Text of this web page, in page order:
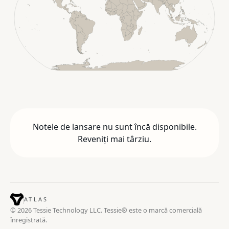
Notele de lansare nu sunt încă disponibile.
Reveniți mai târziu.
ATLAS
© 2026 Tessie Technology LLC. Tessie® este o marcă comercială
înregistrată.